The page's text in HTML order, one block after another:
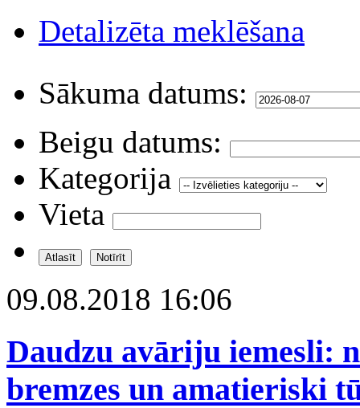
Detalizēta meklēšana
Sākuma datums:
Beigu datums:
Kategorija
Vieta
09.08.2018 16:06
Daudzu avāriju iemesli:
bremzes un amatieriski